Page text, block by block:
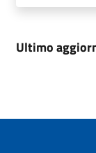
Ultimo